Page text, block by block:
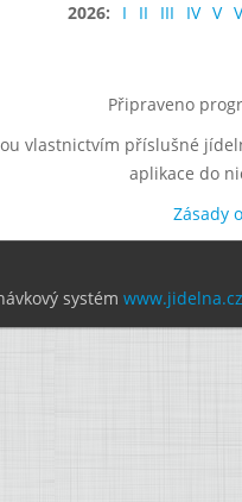
2026:
I II III IV V
Připraveno
vlastnictvím příslušné
aplikace do
Zásady
systém www.jidelna.cz